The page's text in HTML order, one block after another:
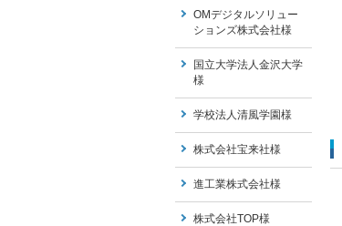
OMデジタルソリュー
ションズ株式会社様
国立大学法人金沢大学
様
学校法人清風学園様
株式会社宝来社様
進工業株式会社様
株式会社TOP様